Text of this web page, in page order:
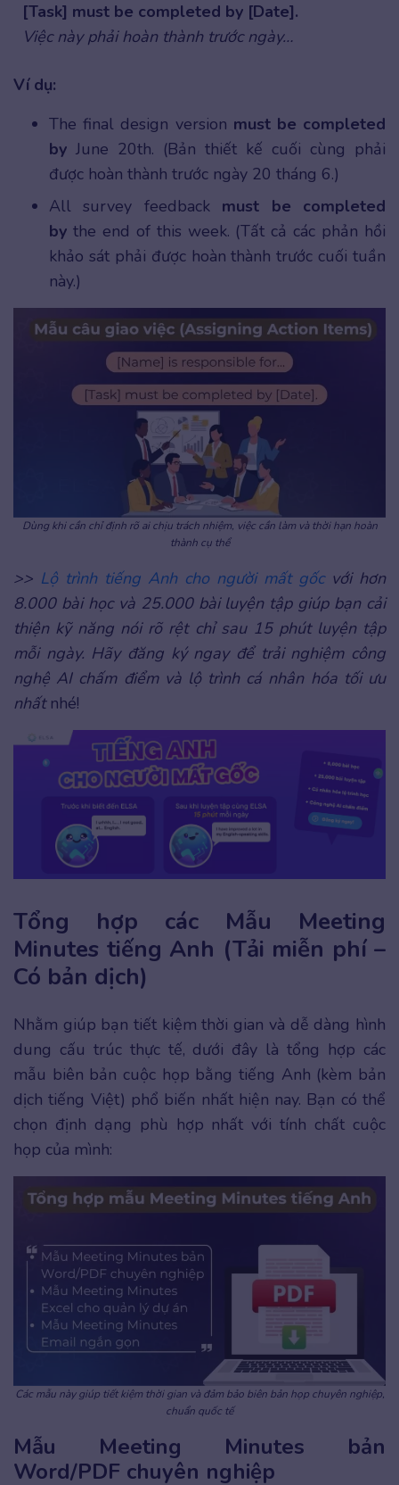
[Task] must be completed by [Date].
Việc này phải hoàn thành trước ngày…
Ví dụ:
The final design version must be completed
by June 20th. (Bản thiết kế cuối cùng phải
được hoàn thành trước ngày 20 tháng 6.)
All survey feedback must be completed
by the end of this week. (Tất cả các phản hồi
khảo sát phải được hoàn thành trước cuối tuần
này.)
Dùng khi cần chỉ định rõ ai chịu trách nhiệm, việc cần làm và thời hạn hoàn
thành cụ thể
>> Lộ trình tiếng Anh cho người mất gốcvới hơn
8.000 bài học và 25.000 bài luyện tập giúp bạn cải
thiện kỹ năng nói rõ rệt chỉ sau 15 phút luyện tập
mỗi ngày. Hãy đăng ký ngay để trải nghiệm công
nghệ AI chấm điểm và lộ trình cá nhân hóa tối ưu
nhấtnhé!
Tổng hợp các Mẫu Meeting
Minutes tiếng Anh (Tải miễn phí –
Có bản dịch)
Nhằm giúp bạn tiết kiệm thời gian và dễ dàng hình
dung cấu trúc thực tế, dưới đây là tổng hợp các
mẫu biên bản cuộc họp bằng tiếng Anh (kèm bản
dịch tiếng Việt) phổ biến nhất hiện nay. Bạn có thể
chọn định dạng phù hợp nhất với tính chất cuộc
họp của mình:
Các mẫu này giúp tiết kiệm thời gian và đảm bảo biên bản họp chuyên nghiệp,
chuẩn quốc tế
Mẫu Meeting Minutes bản
Word/PDF chuyên nghiệp